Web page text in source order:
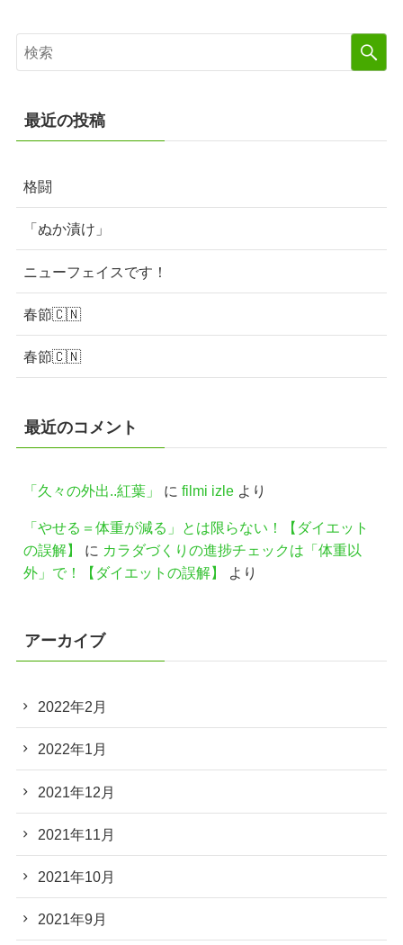
最近の投稿
格闘
「ぬか漬け」
ニューフェイスです！
春節🇨🇳
春節🇨🇳
最近のコメント
「久々の外出..紅葉」 に filmi izleより
「やせる＝体重が減る」とは限らない！【ダイエット
の誤解】
に カラダづくりの進捗チェックは「体重以
外」で！【ダイエットの誤解】
より
アーカイブ
2022年2月
2022年1月
2021年12月
2021年11月
2021年10月
2021年9月